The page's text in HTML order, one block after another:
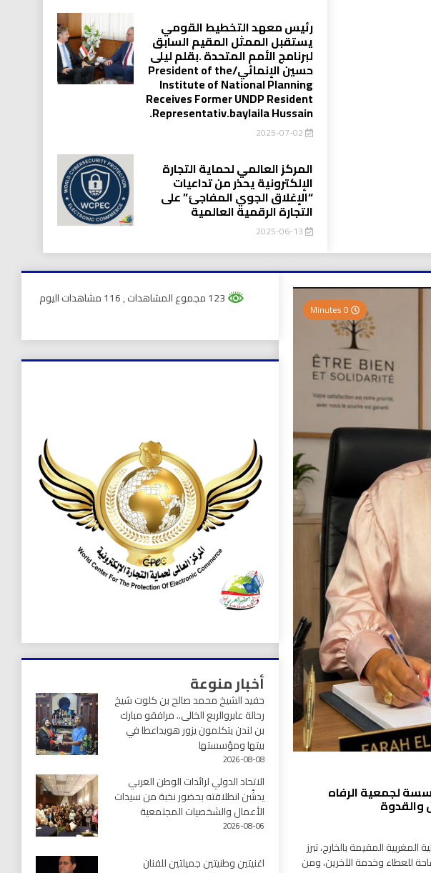
رئيس معهد التخطيط القومي
يستقبل الممثل المقيم السابق
لبرنامج الأمم المتحدة .بقلم ليلى
حسين الإنمائي/President of the
Institute of National Planning
Receives Former UNDP Resident
.Representativ.baylaila Hussain
2025-07-02
المركز العالمي لحماية التجارة
الإلكترونية يحذر من تداعيات
“الإغلاق الجوي المفاجئ” على
التجارة الرقمية العالمية
2025-06-13
لجمعية الرفاه
والقدوة
المقيمة بالخارج، تبرز
للعطاء وخدمة الآخرين، ومن
, 116 مشاهدات اليوم
أخبار منوعة
حفيد الشيخ محمد صالح بن كلوت شيخ
رحالة عابروالربع الخالى.. مرافقو مبارك
بن لندن يتكلمون يزور هويداعطا في
بيتها ومؤسستها
2026-08-08
الاتحاد الدولي لرائدات الوطن العربي
يدشّن انطلاقته بحضور نخبة من سيدات
الأعمال والشخصيات المجتمعية
2026-08-06
اغنيتين وطنيتين جميلتين للفنان